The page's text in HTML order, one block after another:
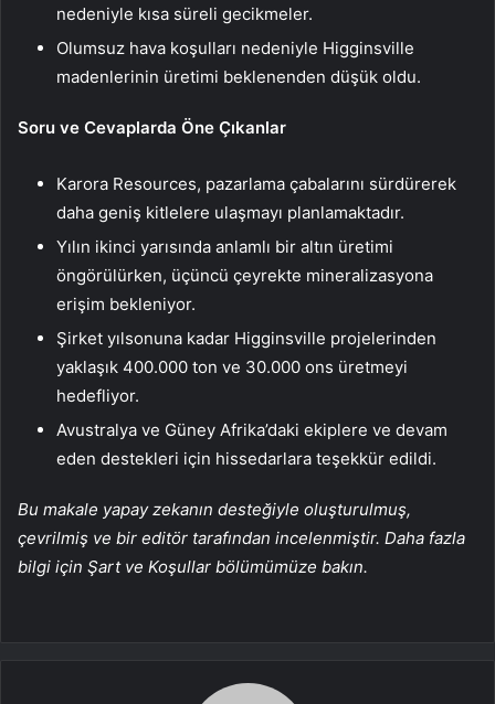
nedeniyle kısa süreli gecikmeler.
Olumsuz hava koşulları nedeniyle Higginsville
madenlerinin üretimi beklenenden düşük oldu.
Soru ve Cevaplarda Öne Çıkanlar
Karora Resources, pazarlama çabalarını sürdürerek
daha geniş kitlelere ulaşmayı planlamaktadır.
Yılın ikinci yarısında anlamlı bir altın üretimi
öngörülürken, üçüncü çeyrekte mineralizasyona
erişim bekleniyor.
Şirket yılsonuna kadar Higginsville projelerinden
yaklaşık 400.000 ton ve 30.000 ons üretmeyi
hedefliyor.
Avustralya ve Güney Afrika’daki ekiplere ve devam
eden destekleri için hissedarlara teşekkür edildi.
Bu makale yapay zekanın desteğiyle oluşturulmuş,
çevrilmiş ve bir editör tarafından incelenmiştir. Daha fazla
bilgi için Şart ve Koşullar bölümümüze bakın.